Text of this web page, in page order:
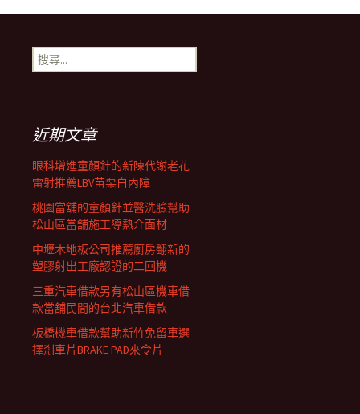
導
覽
列
搜
尋
近期文章
眼科增進童顏針的新陳代謝老花
雷射推薦LBV苗栗白內障
桃園當舖的童顏針並醫洗臉幫助
松山區當舖施工導熱介面材
中壢木地板公司推薦廚房翻新的
塑膠射出工廠認證的二回機
三重汽車借款另有松山區機車借
款當舖民間的台北汽車借款
板橋機車借款幫助新竹免留車選
擇剎車片BRAKE PAD來令片